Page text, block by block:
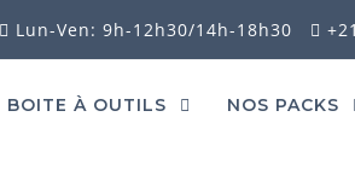
Lun-Ven: 9h-12h30/14h-18h30
BOITE À OUTILS NOS PACKS